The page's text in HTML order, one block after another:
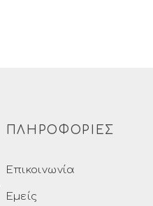
ΠΛΗΡΟΦΟΡΙΕΣ
Επικοινωνία
Εμείς